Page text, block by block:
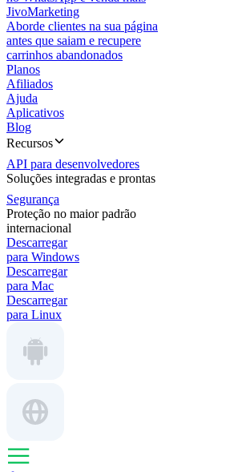
JivoMarketing
Aborde clientes na sua página
antes que saiam e recupere
carrinhos abandonados
Planos
Afiliados
Ajuda
Aplicativos
Blog
Recursos
API para desenvolvedores
Soluções integradas e prontas
Segurança
Proteção no maior padrão
internacional
Descarregar
para Windows
Descarregar
para Mac
Descarregar
para Linux